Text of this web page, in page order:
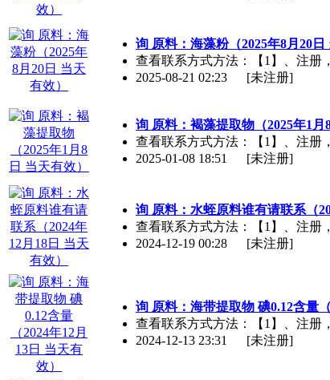
询 原料：海藻粉（2025年8月20日
查看联系方式方法：【1】、注册
2025-08-21 02:23
[未注册]
询 原料：褐藻提取物（2025年1月
查看联系方式方法：【1】、注册
2025-01-08 18:51
[未注册]
询 原料：水蛭原料谁有请联系（
查看联系方式方法：【1】、注册
2024-12-19 00:28
[未注册]
询 原料：海带提取物 碘0.12含量
查看联系方式方法：【1】、注册
2024-12-13 23:31
[未注册]